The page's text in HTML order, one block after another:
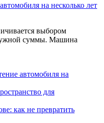
на несколько лет
выбором
суммы. Машина
автомобиля на
для
как не превратить